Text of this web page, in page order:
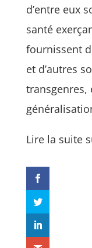
d’entre eux
santé
fournissent
et d’autres
transgenres,
Lire la suite